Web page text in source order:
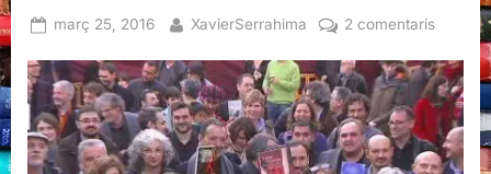
Posted
març 25, 2016 By
XavierSerrahima 2 comentarisa
Jordi
a
ritme
de